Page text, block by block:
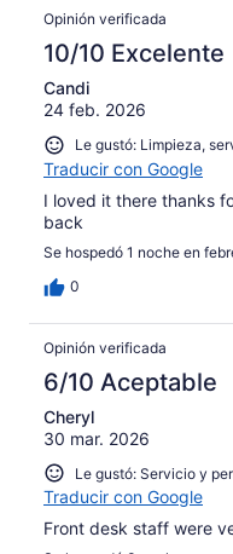
Opinión verificada
10/10 Excelente
Candi
24 feb. 2026
Le gustó: Limpieza,
Traducir con Google
I loved it there thanks
back
Se hospedó 1 noche en
0
Opinión verificada
6/10 Aceptable
Cheryl
30 mar. 2026
Le gustó: Servicio y
Traducir con Google
Front desk staff were